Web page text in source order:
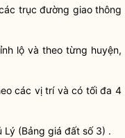
trục đường giao thông
lộ và theo từng huyện,
các vị trí và có tối đa 4
Lý (Bảng giá đất số 3) .